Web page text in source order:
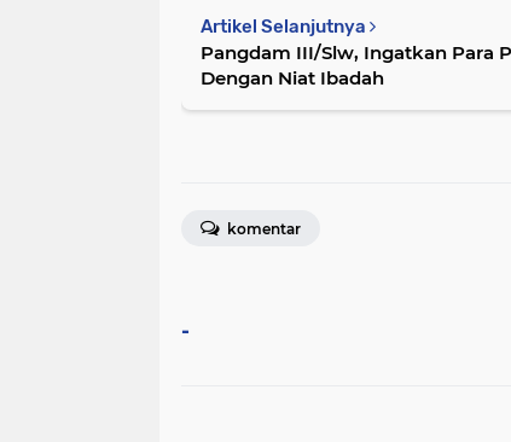
Artikel Selanjutnya
Pangdam III/Slw, Ingatkan Para
Dengan Niat Ibadah
komentar
-